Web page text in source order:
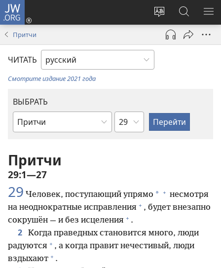
JW.ORG
Изменить
язык
сайта
Войти
(открывается
новом
окне)
Поиск
по
jw.org
Притчи
ЧИТАТЬ
Смотрите издание 2021 года
ВЫБРАТЬ
по
Библии
по
главам
Притчи
29:1—27
29 Человек, поступающий упрямо * + несмотря
на неоднократные исправления + , будет внезапно
сокрушён — и без исцеления + .
2
Когда праведных становится много, люди
радуются + , а когда правит нечестивый, люди
вздыхают + .